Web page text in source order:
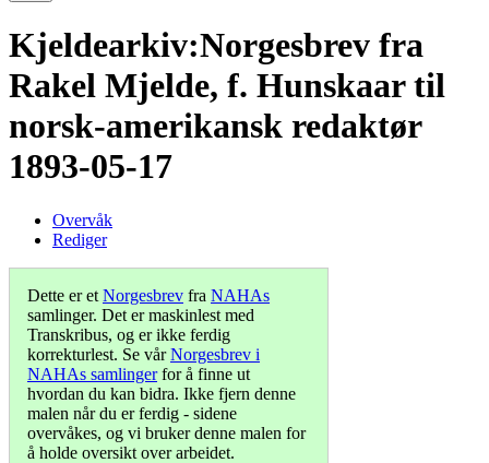
Kjeldearkiv:Norgesbrev fra
Rakel Mjelde, f. Hunskaar til
norsk-amerikansk redaktør
1893-05-17
Overvåk
Rediger
Dette er et Norgesbrev fra NAHAs
samlinger. Det er maskinlest med
Transkribus, og er ikke ferdig
korrekturlest. Se vårNorgesbrev i
NAHAs samlingerfor å finne ut
hvordan du kan bidra. Ikke fjern denne
malen når du er ferdig - sidene
overvåkes, og vi bruker denne malen for
å holde oversikt over arbeidet.